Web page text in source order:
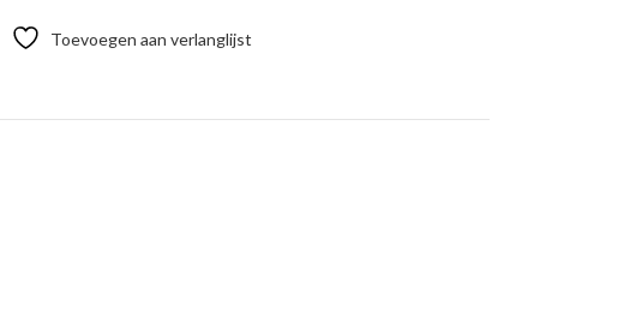
Toevoegen aan verlanglijst